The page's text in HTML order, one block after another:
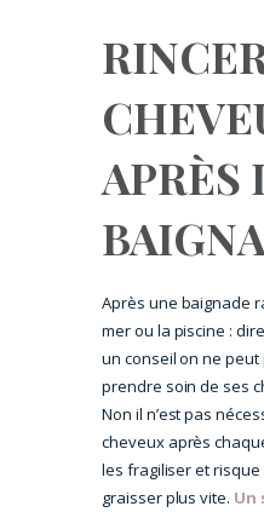
APRÈS
Après une baignade
mer ou la piscine :
un conseil on ne
prendre soin de ses
Non il n’est pas
cheveux après
les fragiliser et
graisser plus vite. Un